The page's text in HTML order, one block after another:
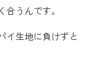
うんです。
イ生地に負けずと